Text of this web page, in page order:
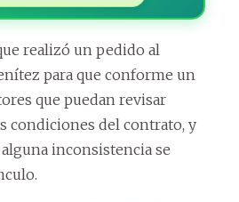
realizó un pedido al
para que conforme un
que puedan revisar
condiciones del contrato, y
inconsistencia se